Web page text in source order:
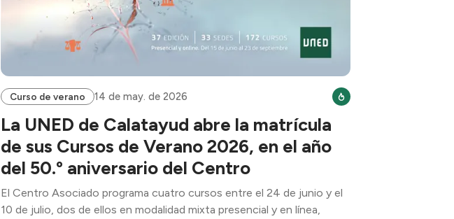
Curso de verano 14 de may. de 2026
La UNED de Calatayud abre la matrícula
de sus Cursos de Verano 2026, en el año
del 50.º aniversario del Centro
El Centro Asociado programa cuatro cursos entre el 24 de junio y el
10 de julio, dos de ellos en modalidad mixta presencial y en línea,